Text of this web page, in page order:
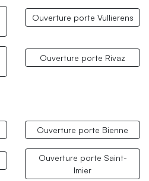
Ouverture porte Vullierens
Ouverture porte Rivaz
Ouverture porte Bienne
Ouverture porte Saint-
Imier